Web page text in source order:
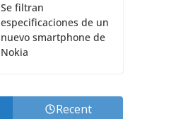
Se filtran
especificaciones de un
nuevo smartphone de
Nokia
Recent